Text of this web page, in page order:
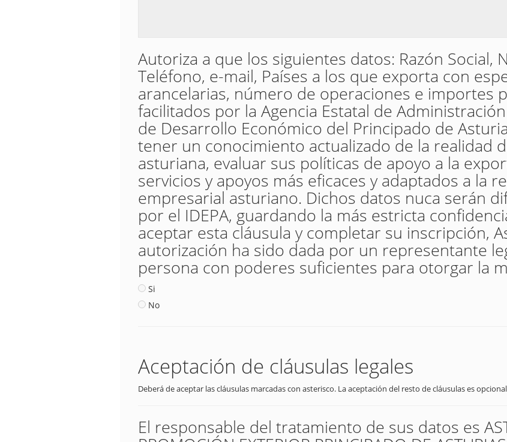
Autoriza a que los siguientes datos: Razón Social,
Teléfono, e-mail, Países a los que exporta con
arancelarias, número de operaciones e importes
facilitados por la Agencia Estatal de
de Desarrollo Económico del Principado de
tener un conocimiento actualizado de la realidad
asturiana, evaluar sus políticas de apoyo a la
servicios y apoyos más eficaces y adaptados a la
empresarial asturiano. Dichos datos nuca serán
por el IDEPA, guardando la más estricta
aceptar esta cláusula y completar su inscripción,
autorización ha sido dada por un representante
persona con poderes suficientes para otorgar la
Si
No
Aceptación de cláusulas legales
Deberá de aceptar las cláusulas marcadas con asterisco. La aceptación del resto de cláusulas es opcional
El responsable del tratamiento de sus datos es